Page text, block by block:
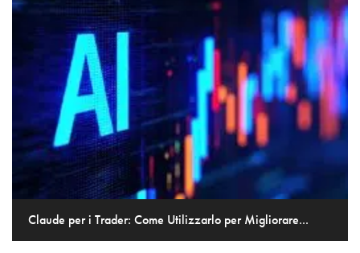
Claude per i Trader: Come Utilizzarlo per Migliorare...